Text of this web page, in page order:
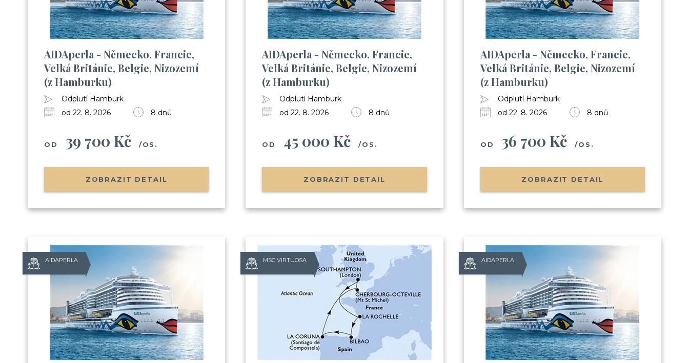
AIDAperla - Německo, Francie,
Velká Británie, Belgie, Nizozemí
(z Hamburku)
Odplutí Hamburk
od 22. 8. 2026
8 dnů
OD 39 700 Kč /OS.
ZOBRAZIT DETAIL
AIDAperla - Německo, Francie,
Velká Británie, Belgie, Nizozemí
(z Hamburku)
Odplutí Hamburk
od 22. 8. 2026
8 dnů
OD 45 000 Kč /OS.
ZOBRAZIT DETAIL
AIDAperla - Německo, Francie,
Velká Británie, Belgie, Nizozemí
(z Hamburku)
Odplutí Hamburk
od 22. 8. 2026
8 dnů
OD 36 700 Kč /OS.
ZOBRAZIT DETAIL
AIDAPERLA MSC VIRTUOSA AIDAPERLA
Už odcházíte?
Zanechte nám svůj email.
Zůstaneme v kontaktu a získáte: